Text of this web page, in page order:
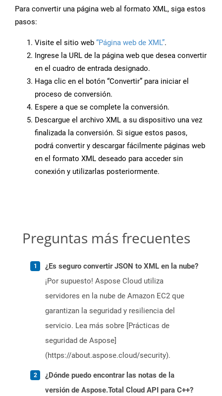
Para convertir una página web al formato XML, siga estos
pasos:
Visite el sitio web “Página web de XML”.
Ingrese la URL de la página web que desea convertir
en el cuadro de entrada designado.
Haga clic en el botón “Convertir” para iniciar el
proceso de conversión.
Espere a que se complete la conversión.
Descargue el archivo XML a su dispositivo una vez
finalizada la conversión. Si sigue estos pasos,
podrá convertir y descargar fácilmente páginas web
en el formato XML deseado para acceder sin
conexión y utilizarlas posteriormente.
Preguntas más frecuentes
¿Es seguro convertir JSON to XML en la nube?
¡Por supuesto! Aspose Cloud utiliza
servidores en la nube de Amazon EC2 que
garantizan la seguridad y resiliencia del
servicio. Lea más sobre [Prácticas de
seguridad de Aspose]
(https://about.aspose.cloud/security).
¿Dónde puedo encontrar las notas de la
versión de Aspose.Total Cloud API para C++?